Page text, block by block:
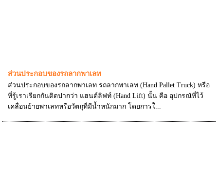
ส่วนประกอบของรถลากพาเลท
ส่วนประกอบของรถลากพาเลท รถลากพาเลท (Hand Pallet Truck) หรือ
ที่รู้เราเรียกกันติดปากว่า แฮนด์ลิฟท์ (Hand Lift) นั้น คือ อุปกรณ๋ที่ไว้
เคลื่อนย้ายพาเลทหรือวัตถุที่มีน้ำหนักมาก โดยการใ...